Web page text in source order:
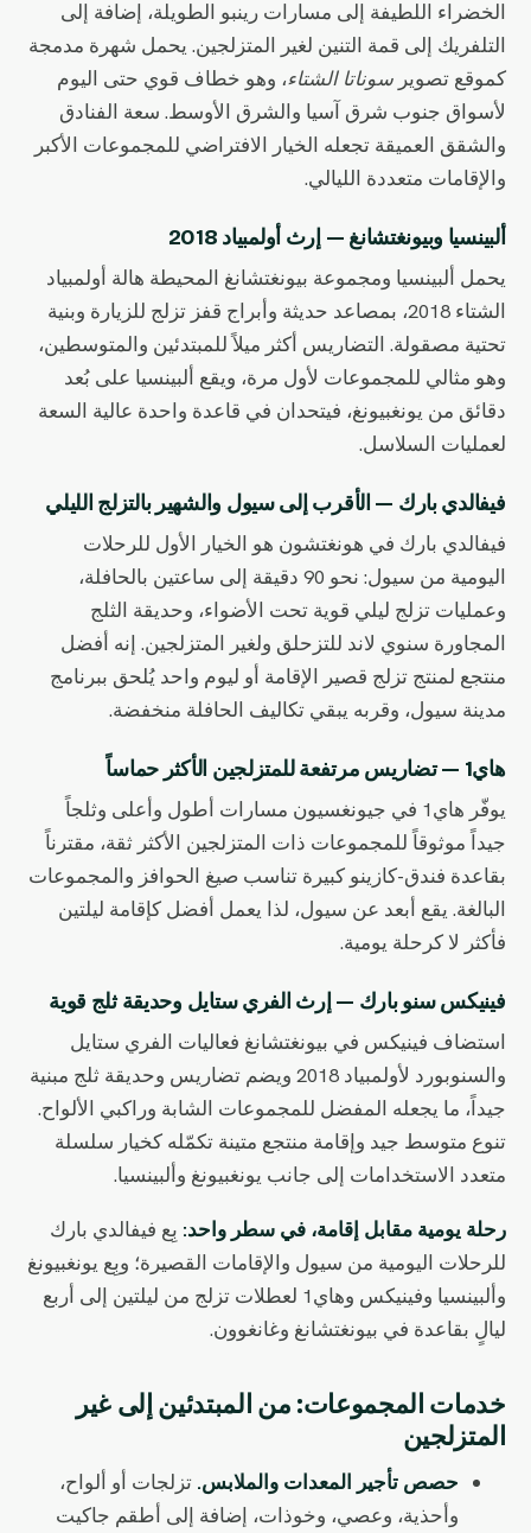
الخضراء اللطيفة إلى مسارات رينبو الطويلة، إضافة إلى
التلفريك إلى قمة التنين لغير المتزلجين. يحمل شهرة مدمجة
كموقع تصويرسوناتا الشتاء، وهو خطاف قوي حتى اليوم
لأسواق جنوب شرق آسيا والشرق الأوسط. سعة الفنادق
والشقق العميقة تجعله الخيار الافتراضي للمجموعات الأكبر
والإقامات متعددة الليالي.
ألبينسيا وبيونغتشانغ — إرث أولمبياد 2018
يحمل ألبينسيا ومجموعة بيونغتشانغ المحيطة هالة أولمبياد
الشتاء 2018، بمصاعد حديثة وأبراج قفز تزلج للزيارة وبنية
تحتية مصقولة. التضاريس أكثر ميلاً للمبتدئين والمتوسطين،
وهو مثالي للمجموعات لأول مرة، ويقع ألبينسيا على بُعد
دقائق من يونغبيونغ، فيتحدان في قاعدة واحدة عالية السعة
لعمليات السلاسل.
فيفالدي بارك — الأقرب إلى سيول والشهير بالتزلج الليلي
فيفالدي بارك في هونغتشون هو الخيار الأول للرحلات
اليومية من سيول: نحو 90 دقيقة إلى ساعتين بالحافلة،
وعمليات تزلج ليلي قوية تحت الأضواء، وحديقة الثلج
المجاورة سنوي لاند للتزحلق ولغير المتزلجين. إنه أفضل
منتجع لمنتج تزلج قصير الإقامة أو ليوم واحد يُلحق ببرنامج
مدينة سيول، وقربه يبقي تكاليف الحافلة منخفضة.
هاي1 — تضاريس مرتفعة للمتزلجين الأكثر حماساً
يوفّر هاي1 في جيونغسيون مسارات أطول وأعلى وثلجاً
جيداً موثوقاً للمجموعات ذات المتزلجين الأكثر ثقة، مقترناً
بقاعدة فندق-كازينو كبيرة تناسب صيغ الحوافز والمجموعات
البالغة. يقع أبعد عن سيول، لذا يعمل أفضل كإقامة ليلتين
فأكثر لا كرحلة يومية.
فينيكس سنو بارك — إرث الفري ستايل وحديقة ثلج قوية
استضاف فينيكس في بيونغتشانغ فعاليات الفري ستايل
والسنوبورد لأولمبياد 2018 ويضم تضاريس وحديقة ثلج مبنية
جيداً، ما يجعله المفضل للمجموعات الشابة وراكبي الألواح.
تنوع متوسط جيد وإقامة منتجع متينة تكمّله كخيار سلسلة
متعدد الاستخدامات إلى جانب يونغبيونغ وألبينسيا.
رحلة يومية مقابل إقامة، في سطر واحد: بِع فيفالدي بارك
للرحلات اليومية من سيول والإقامات القصيرة؛ وبِع يونغبيونغ
وألبينسيا وفينيكس وهاي1 لعطلات تزلج من ليلتين إلى أربع
ليالٍ بقاعدة في بيونغتشانغ وغانغوون.
خدمات المجموعات: من المبتدئين إلى غير
المتزلجين
حصص تأجير المعدات والملابس. تزلجات أو ألواح،
وأحذية، وعصي، وخوذات، إضافة إلى أطقم جاكيت